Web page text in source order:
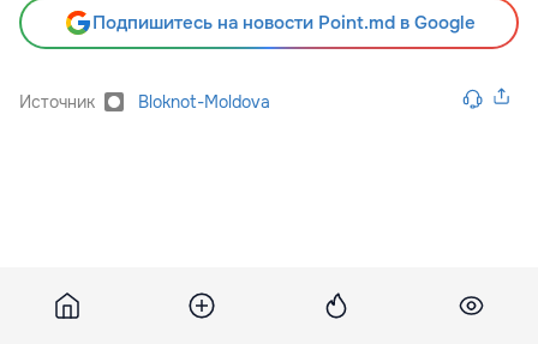
Подпишитесь на новости Point.md в Google
Источник Bloknot-Moldova